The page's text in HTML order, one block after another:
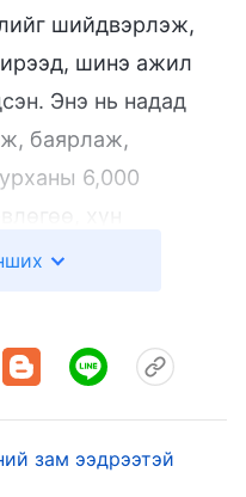
шийдвэрлэж,
ирээд, шинэ ажил
Энэ нь надад
баярлаж,
6,000
хүн
нь гурван үе шат,
мэдэж авсан.
учраас сайн
зам ээдрээтэй